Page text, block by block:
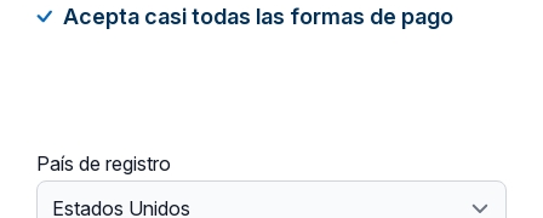
Acepta casi todas las formas de pago
País de registro